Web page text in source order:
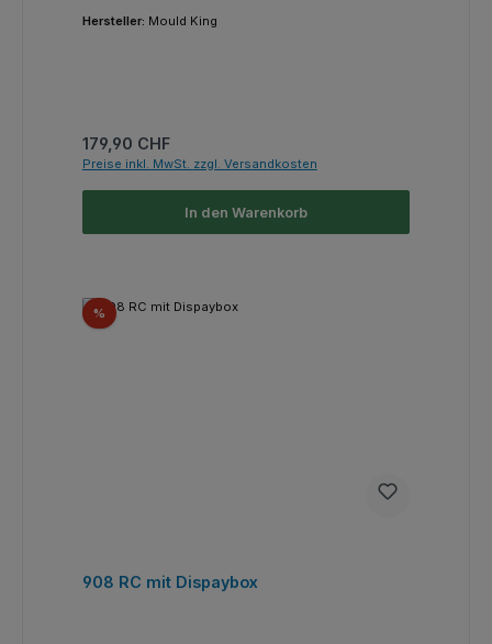
Hersteller: Mould King
Regulärer Preis:
179,90 CHF
Preise inkl. MwSt. zzgl. Versandkosten
In den Warenkorb
%Rabatt
908 RC mit Dispaybox